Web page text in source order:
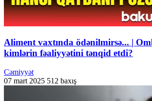
Aliment vaxtında ödənilmirsə... |
kimlərin fəaliyyətini tənqid etdi?
Cəmiyyət
07 mart 2025 512 baxış